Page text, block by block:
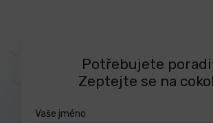
Potřebujete
Zeptejte se na
Vaše jméno